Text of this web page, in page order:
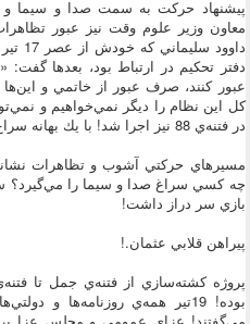
پيشنهاد حركت به سمت صدا و سيما و
معاون وزير علوم وقت نيز عبور
دفتر تحكيم در ارتباط بود، بعد‌ها
عبور كنند، صرف عبور از خاتمي و
كل اين نظام را ديگر نمي‌خواهيم و
در فتنه‌ي 88 نيز اجرا شد! با يك بهانه سراغ اصل نظام مي‌آيند!
مسير‌هاي حركتي آشوب و تظاهرات
چه كسي سراغ صدا و سيما را مي‌گيرد؟
بازي سر دراز داشت!
پيراهن قلابي عثمان.!